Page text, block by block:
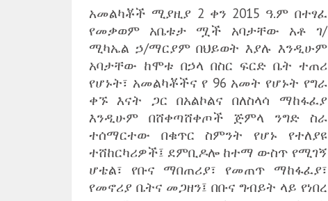
አመልካቾች ሚያዚያ 2 ቀን 2015 ዓ.ም በተፃፈ
የመቃወም አቤቱታ ሟች አባታቸው አቶ ገ/
ሚካኤል ኃ/ማርያም በህይወት እያሉ እንዲሁም
አባታቸው ከሞቱ በኃላ በስር ፍርድ ቤት ተጠሪ
የሆኑት፣ አመልካቾችና የ 96 አመት የሆኑት የግራ
ቀኙ እናት ጋር በአልኮልና በለስላሳ ማከፋፈያ
እንዲሁም በሸቀጣሸቀጦች ጅምላ ንግድ ስራ
ተሰማርተው በቁጥር ስምንት የሆኑ የተለያዩ
ተሸከርካሪዎች፤ ደምቢዶሎ ከተማ ውስጥ የሚገኝ
ሆቴል፣ የቡና ማበጠሪያ፣ የመጠጥ ማከፋፈያ፣
የመኖሪያ ቤትና መጋዘን፤ በቡና ግብይት ላይ የነበረ